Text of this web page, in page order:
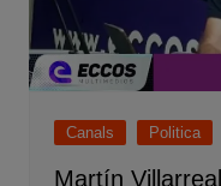
Canals Politica
Martín